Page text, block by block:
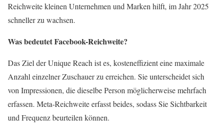
Reichweite kleinen Unternehmen und Marken hilft, im Jahr 2025
schneller zu wachsen.
Was bedeutet Facebook-Reichweite?
Das Ziel der Unique Reach ist es, kosteneffizient eine maximale
Anzahl einzelner Zuschauer zu erreichen. Sie unterscheidet sich
von Impressionen, die dieselbe Person möglicherweise mehrfach
erfassen. Meta-Reichweite erfasst beides, sodass Sie Sichtbarkeit
und Frequenz beurteilen können.